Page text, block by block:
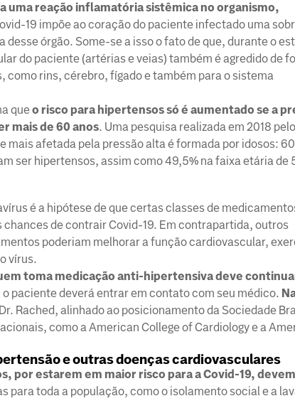
uma reação inflamatória sistêmica no organismo,
19 impõe ao coração do paciente infectado uma
órgão. Some-se a isso o fato de que, durante o
do paciente (artérias e veias) também é agredido de
como rins, cérebro, fígado e também para o sistema
queo risco para hipertensos só é aumentado se a
mais de 60 anos. Uma pesquisa realizada em 2018 pelo
mais afetada pela pressão alta é formada por idosos:
ser hipertensos, assim como 49,5% na faixa etária de
é a hipótese de que certas classes de
de contrair Covid-19. Em contrapartida, outros
poderiam melhorar a função cardiovascular,
vírus.
toma medicação anti-hipertensiva deve
paciente deverá entrar em contato com seu médico.
Rached, alinhado ao posicionamento da Sociedade
como a American College of Cardiology e a
e outras doenças cardiovasculares
por estarem em maior risco para a Covid-19, devem
para toda a população, como o isolamento social e a